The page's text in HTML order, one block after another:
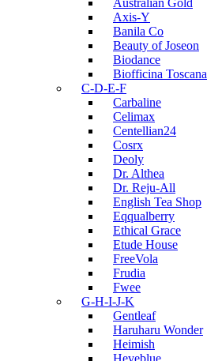
Australian Gold
Axis-Y
Banila Co
Beauty of Joseon
Biodance
Biofficina Toscana
C-D-E-F
Carbaline
Celimax
Centellian24
Cosrx
Deoly
Dr. Althea
Dr. Reju-All
English Tea Shop
Eqqualberry
Ethical Grace
Etude House
FreeVola
Frudia
Fwee
G-H-I-J-K
Gentleaf
Haruharu Wonder
Heimish
Heveblue